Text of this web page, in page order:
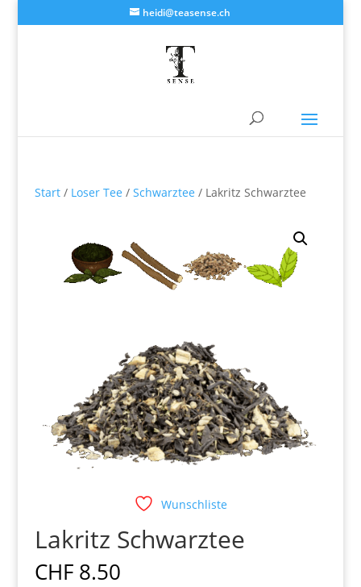
heidi@teasense.ch
Start/ Loser Tee / Schwarztee / Lakritz Schwarztee
Wunschliste
Lakritz Schwarztee
CHF8.50